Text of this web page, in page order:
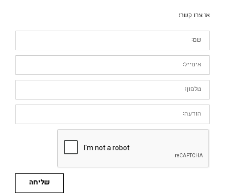
או צרו קשר:
שם:
אימייל:
טלפון:
הודעה:
שליחה